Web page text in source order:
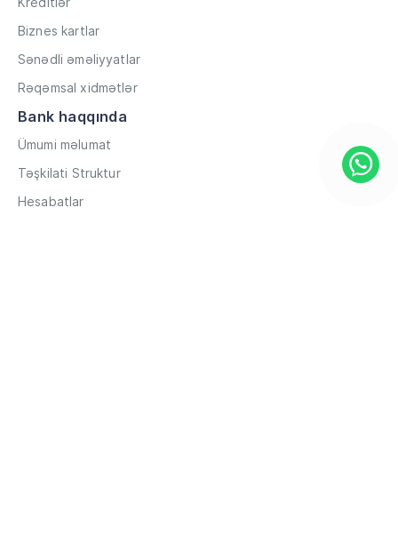
Biznes kartlar
Sənədli əməliyyatlar
Rəqəmsal xidmətlər
Bank haqqında
Ümumi məlumat
Təşkilati Struktur
Hesabatlar